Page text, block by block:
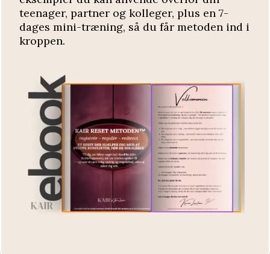
teenager, partner og kolleger, plus en 7-
dages mini-træning, så du får metoden ind i
kroppen.